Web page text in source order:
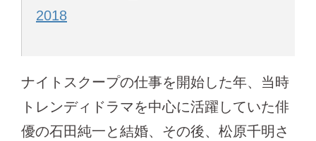
2018
ナイトスクープの仕事を開始した年、当時
トレンディドラマを中心に活躍していた俳
優の石田純一と結婚、その後、松原千明さ